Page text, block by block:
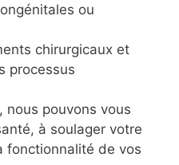
ou
chirurgicaux et
processus
nous pouvons vous
à soulager votre
fonctionnalité de vos